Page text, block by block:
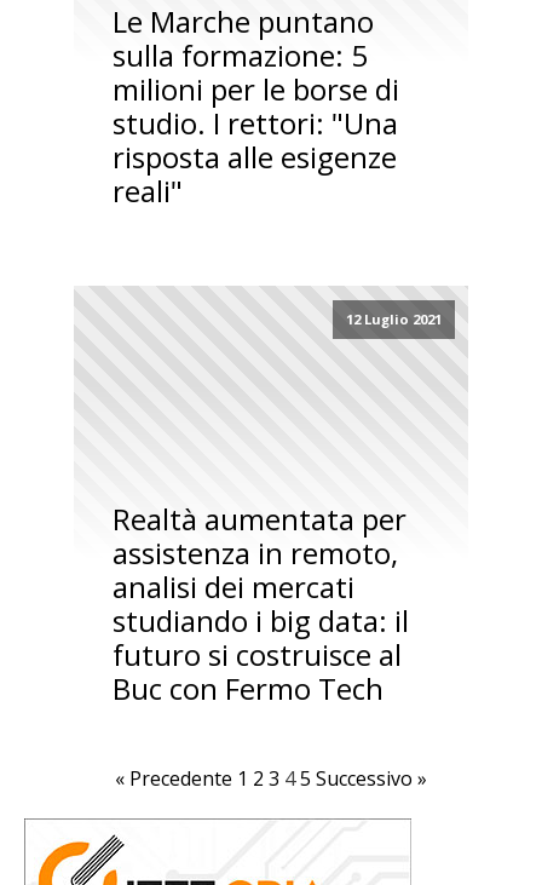
Le Marche puntano
sulla formazione: 5
milioni per le borse di
studio. I rettori: "Una
risposta alle esigenze
reali"
12 Luglio 2021
Realtà aumentata per
assistenza in remoto,
analisi dei mercati
studiando i big data: il
futuro si costruisce al
Buc con Fermo Tech
« Precedente 1 2 3 45 Successivo »